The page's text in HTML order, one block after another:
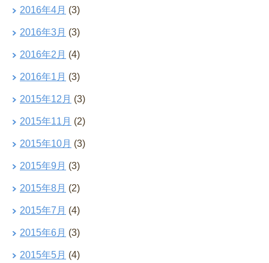
2016年4月 (3)
2016年3月 (3)
2016年2月 (4)
2016年1月 (3)
2015年12月 (3)
2015年11月 (2)
2015年10月 (3)
2015年9月 (3)
2015年8月 (2)
2015年7月 (4)
2015年6月 (3)
2015年5月 (4)